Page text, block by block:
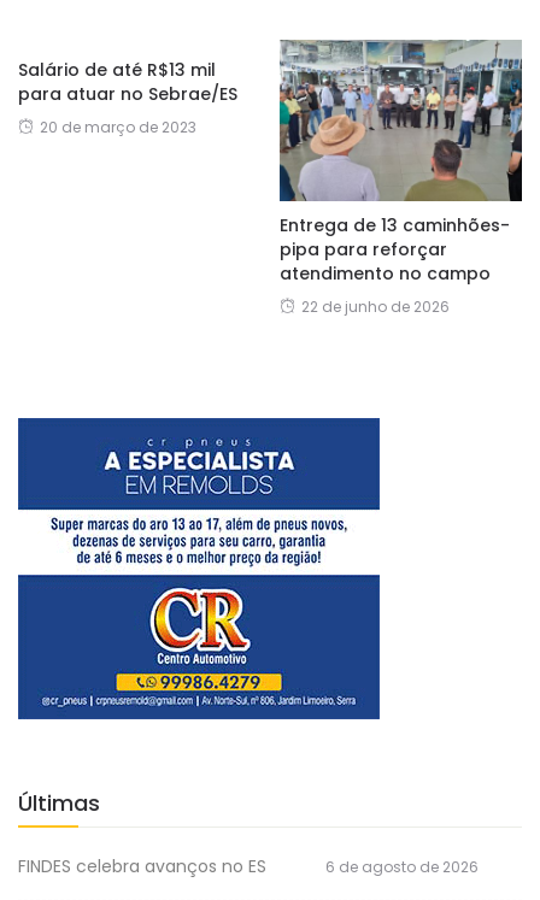
Salário de até R$13 mil
para atuar no Sebrae/ES
20 de março de 2023
Entrega de 13 caminhões-
pipa para reforçar
atendimento no campo
22 de junho de 2026
Últimas
FINDES celebra avanços no ES 6 de agosto de 2026